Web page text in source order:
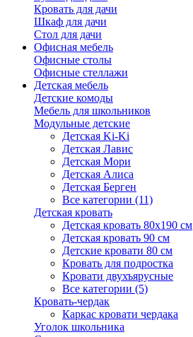
Кровать для дачи
Шкаф для дачи
Стол для дачи
Офисная мебель
Офисные столы
Офисные стеллажи
Детская мебель
Детские комоды
Мебель для школьников
Модульные детские
Детская Ki-Ki
Детская Лавис
Детская Мори
Детская Алиса
Детская Берген
Все категории (11)
Детская кровать
Детская кровать 80х190 см
Детская кровать 90 см
Детские кровати 80 см
Кровать для подростка
Кровати двухъярусные
Все категории (5)
Кровать-чердак
Каркас кровати чердака
Уголок школьника